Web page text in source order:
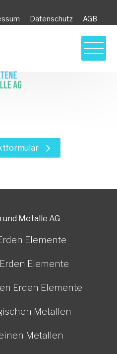
Datenschutz AGB
Metalle AG
Elemente
Elemente
Erden Elemente
Metallen
Metallen